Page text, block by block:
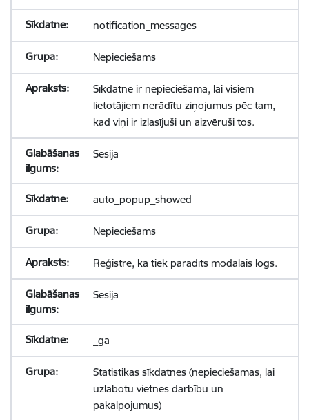
notification_messages
Nepieciešams
Sīkdatne ir nepieciešama, lai visiem
lietotājiem nerādītu ziņojumus pēc tam,
kad viņi ir izlasījuši un aizvēruši tos.
Sesija
auto_popup_showed
Nepieciešams
Reģistrē, ka tiek parādīts modālais logs.
Sesija
_ga
Statistikas sīkdatnes (nepieciešamas, lai
uzlabotu vietnes darbību un
pakalpojumus)